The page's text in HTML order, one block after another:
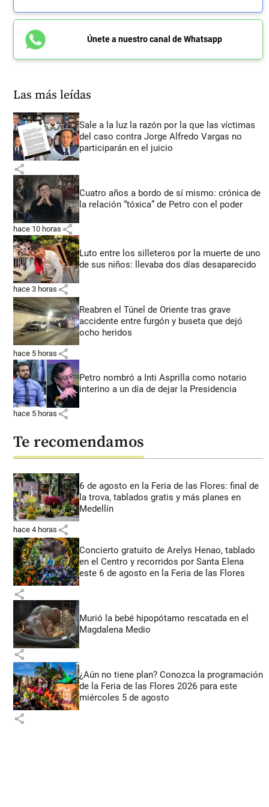
Únete a nuestro canal de Whatsapp
Las más leídas
Sale a la luz la razón por la que las víctimas
del caso contra Jorge Alfredo Vargas no
participarán en el juicio
share
Cuatro años a bordo de sí mismo: crónica de
la relación “tóxica” de Petro con el poder
hace 10 horas share
Luto entre los silleteros por la muerte de uno
de sus niños: llevaba dos días desaparecido
hace 3 horas share
Reabren el Túnel de Oriente tras grave
accidente entre furgón y buseta que dejó
ocho heridos
hace 5 horas share
Petro nombró a Inti Asprilla como notario
interino a un día de dejar la Presidencia
hace 5 horas share
Te recomendamos
6 de agosto en la Feria de las Flores: final de
la trova, tablados gratis y más planes en
Medellín
hace 4 horas share
Concierto gratuito de Arelys Henao, tablado
en el Centro y recorridos por Santa Elena
este 6 de agosto en la Feria de las Flores
share
Murió la bebé hipopótamo rescatada en el
Magdalena Medio
share
¿Aún no tiene plan? Conozca la programación
de la Feria de las Flores 2026 para este
miércoles 5 de agosto
share